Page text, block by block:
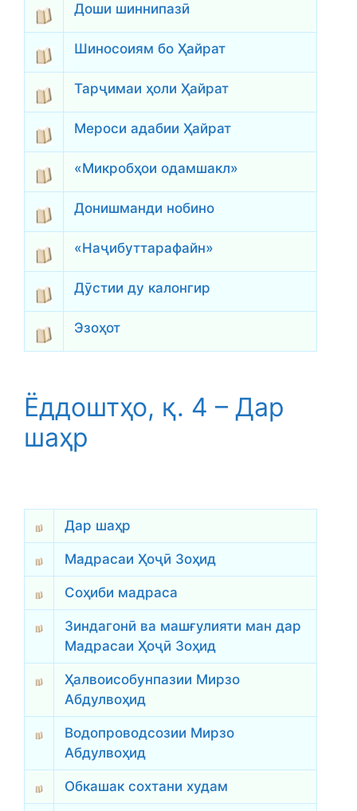
Доши шиннипазӣ
Шиносоиям бо Ҳайрат
Тарҷимаи ҳоли Ҳайрат
Мероси адабии Ҳайрат
«Микробҳои одамшакл»
Донишманди нобино
«Наҷибуттарафайн»
Дӯстии ду калонгир
Эзоҳот
Ёддоштҳо, қ. 4 – Дар
шаҳр
Дар шаҳр
Мадрасаи Ҳоҷӣ Зоҳид
Соҳиби мадраса
Зиндагонӣ ва машғулияти ман дар
Мадрасаи Ҳоҷӣ Зоҳид
Ҳалвоисобунпазии Мирзо
Абдулвоҳид
Водопроводсозии Мирзо
Абдулвоҳид
Обкашак сохтани худам